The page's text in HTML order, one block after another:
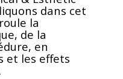
dans cet
la
de la
en
et les effets